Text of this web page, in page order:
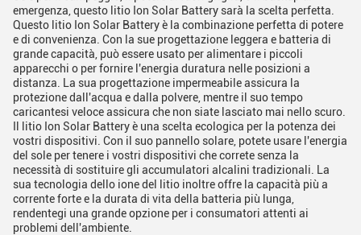
emergenza, questo litio Ion Solar Battery sarà la scelta perfetta.
Questo litio Ion Solar Battery è la combinazione perfetta di potere
e di convenienza. Con la sue progettazione leggera e batteria di
grande capacità, può essere usato per alimentare i piccoli
apparecchi o per fornire l'energia duratura nelle posizioni a
distanza. La sua progettazione impermeabile assicura la
protezione dall'acqua e dalla polvere, mentre il suo tempo
caricantesi veloce assicura che non siate lasciato mai nello scuro.
Il litio Ion Solar Battery è una scelta ecologica per la potenza dei
vostri dispositivi. Con il suo pannello solare, potete usare l'energia
del sole per tenere i vostri dispositivi che correte senza la
necessità di sostituire gli accumulatori alcalini tradizionali. La
sua tecnologia dello ione del litio inoltre offre la capacità più a
corrente forte e la durata di vita della batteria più lunga,
rendentegi una grande opzione per i consumatori attenti ai
problemi dell'ambiente.